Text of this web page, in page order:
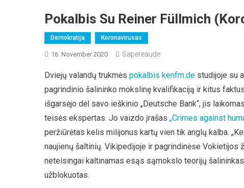
Pokalbis Su Reiner Füllmich
Demokratija Koronavirusas
16. November 2020 Sapereaude
Dviejų valandų trukmės pokalbis kenfm.de studijoje su
pagrindinio šalininko mokslinę kvalifikaciją ir kitus
išgarsėjo dėl savo ieškinio „Deutsche Bank“, jis
teisės ekspertas. Jo vaizdo įrašas „Crimes against
peržiūrėtas kelis milijonus kartų vien tik anglų kalba.
naujienų šaltinių. Vikipedijoje ir pagrindinėse
neteisingai kaltinamas esąs sąmokslo teorijų
užblokuotas.